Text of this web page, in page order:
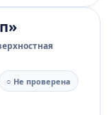
○ Не проверена